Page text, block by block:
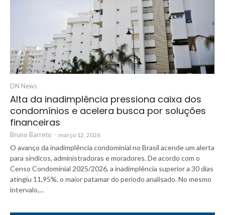
DN News
Alta da inadimplência pressiona caixa dos
condomínios e acelera busca por soluções
financeiras
Bruno Barreto - março 12, 2026
O avanço da inadimplência condominial no Brasil acende um alerta
para síndicos, administradoras e moradores. De acordo com o
Censo Condominial 2025/2026, a inadimplência superior a 30 dias
atingiu 11,95%, o maior patamar do período analisado. No mesmo
intervalo,...